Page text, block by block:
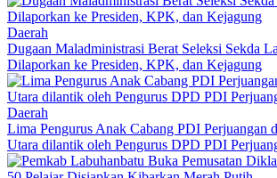
Daerah
Dugaan Maladministrasi Berat Seleksi Sekda
Dilaporkan ke Presiden, KPK, dan Kejagung
Daerah
Lima Pengurus Anak Cabang PDI Perjuangan
Utara dilantik oleh Pengurus DPD PDI